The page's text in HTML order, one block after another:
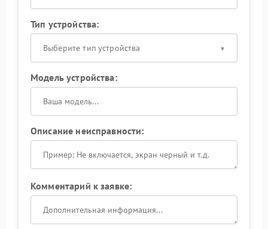
Тип устройства:
Выберите тип устройства
Модель устройства:
Описание неисправности:
Комментарий к заявке: